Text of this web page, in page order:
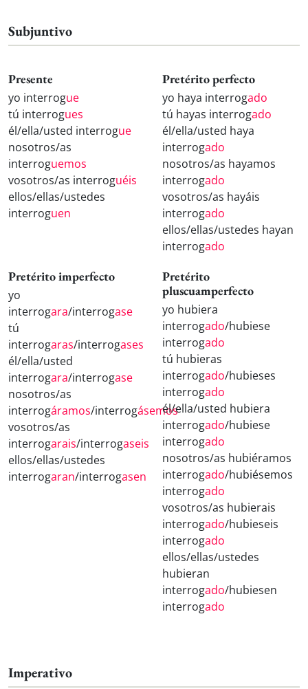
Subjuntivo
Presente
yo interrogue
tú interrogues
él/ella/usted interrogue
nosotros/as
interroguemos
vosotros/as interroguéis
ellos/ellas/ustedes
interroguen
Pretérito perfecto
yo haya interrogado
tú hayas interrogado
él/ella/usted haya
interrogado
nosotros/as hayamos
interrogado
vosotros/as hayáis
interrogado
ellos/ellas/ustedes hayan
interrogado
Pretérito imperfecto
yo
interrogara/interrogase
tú
interrogaras/interrogases
él/ella/usted
interrogara/interrogase
nosotros/as
interrogáramos/interrogásemos
vosotros/as
interrogarais/interrogaseis
ellos/ellas/ustedes
interrogaran/interrogasen
Pretérito
pluscuamperfecto
yo hubiera
interrogado/hubiese
interrogado
tú hubieras
interrogado/hubieses
interrogado
él/ella/usted hubiera
interrogado/hubiese
interrogado
nosotros/as hubiéramos
interrogado/hubiésemos
interrogado
vosotros/as hubierais
interrogado/hubieseis
interrogado
ellos/ellas/ustedes
hubieran
interrogado/hubiesen
interrogado
Imperativo